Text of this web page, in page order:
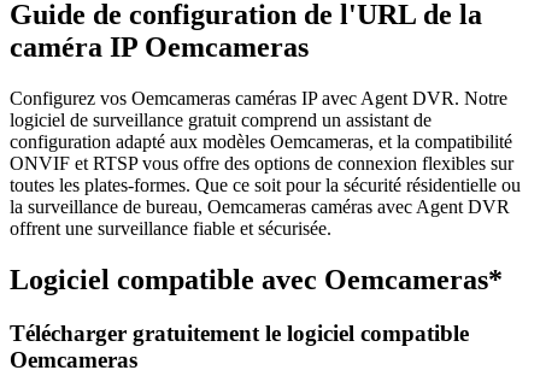
Guide de configuration de l'URL de la
caméra IP Oemcameras
Configurez vos Oemcameras caméras IP avec Agent DVR. Notre
logiciel de surveillance gratuit comprend un assistant de
configuration adapté aux modèles Oemcameras, et la compatibilité
ONVIF et RTSP vous offre des options de connexion flexibles sur
toutes les plates-formes. Que ce soit pour la sécurité résidentielle ou
la surveillance de bureau, Oemcameras caméras avec Agent DVR
offrent une surveillance fiable et sécurisée.
Logiciel compatible avec Oemcameras*
Télécharger gratuitement le logiciel compatible
Oemcameras